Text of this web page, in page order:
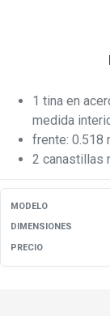
1 tina en
medida
frente: 0.518
2 canastillas
MODELO
DIMENSIONES
PRECIO